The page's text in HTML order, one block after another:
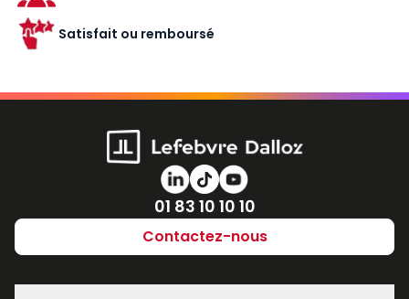
Satisfait ou remboursé
Numéro de téléphone
01 83 10 10 10
Contactez-nous